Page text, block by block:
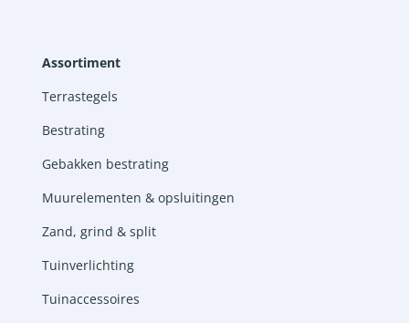
Assortiment
Terrastegels
Bestrating
Gebakken bestrating
Muurelementen & opsluitingen
Zand, grind & split
Tuinverlichting
Tuinaccessoires